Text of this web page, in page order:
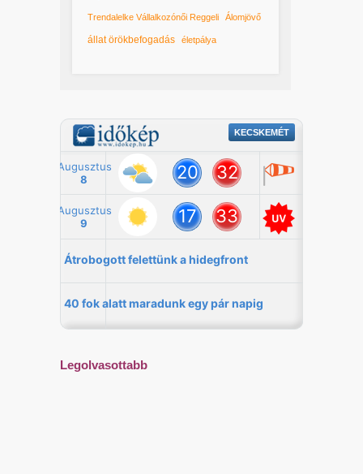
Trendalelke Vállalkozónői Reggeli Álomjövő
állat örökbefogadás életpálya
Legolvasottabb